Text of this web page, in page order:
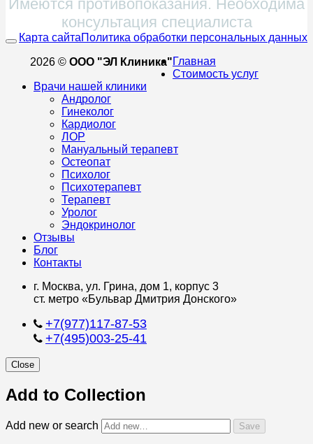
Имеются противопоказания. Необходима
консультация специалиста
Карта сайтаПолитика обработки персональных данных
2026 © ООО "ЭЛ Клиника"Главная
Стоимость услуг
Врачи нашей клиники
Андролог
Гинеколог
Кардиолог
ЛОР
Мануальный терапевт
Остеопат
Психолог
Психотерапевт
Терапевт
Уролог
Эндокринолог
Отзывы
Блог
Контакты
г. Москва, ул. Грина, дом 1, корпус 3
ст. метро «Бульвар Дмитрия Донского»
+7(977)117-87-53
+7(495)003-25-41
Close
Add to Collection
Add new or search